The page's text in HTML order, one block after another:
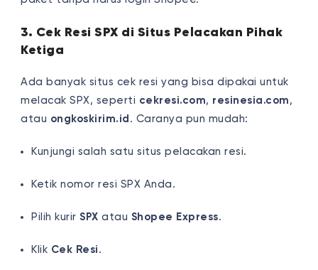
3. Cek Resi SPX di Situs Pelacakan Pihak
Ketiga
Ada banyak situs cek resi yang bisa dipakai untuk
melacak SPX, seperti cekresi.com, resinesia.com ,
atau ongkoskirim.id . Caranya pun mudah:
Kunjungi salah satu situs pelacakan resi.
Ketik nomor resi SPX Anda.
Pilih kurirSPX atau Shopee Express.
Klik Cek Resi .